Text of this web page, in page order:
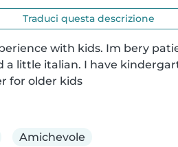
Traduci questa descrizione
with kids. Im bery
a little italian. I have
for older kids
Amichevole